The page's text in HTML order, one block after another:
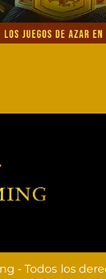
- Todos los